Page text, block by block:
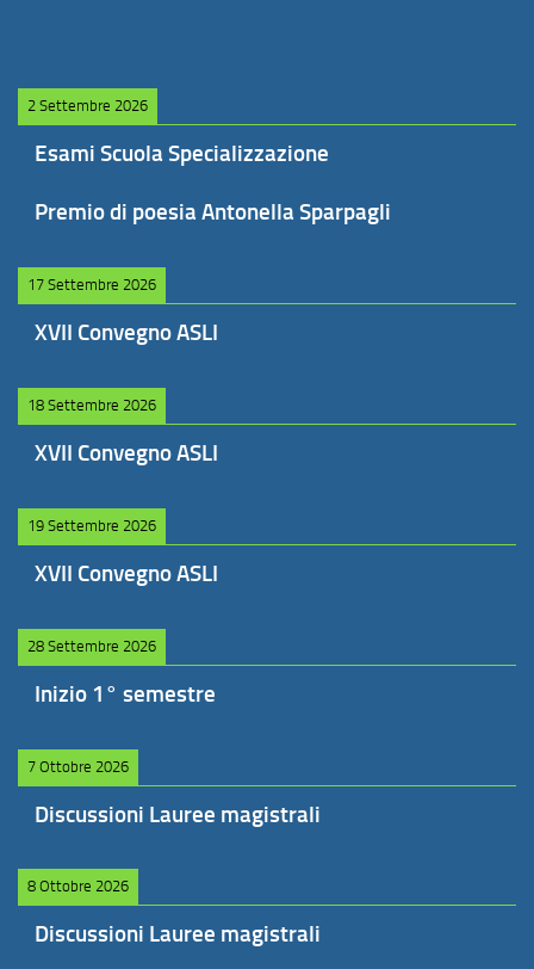
2 Settembre 2026
Esami Scuola Specializzazione
Premio di poesia Antonella Sparpagli
17 Settembre 2026
XVII Convegno ASLI
18 Settembre 2026
XVII Convegno ASLI
19 Settembre 2026
XVII Convegno ASLI
28 Settembre 2026
Inizio 1° semestre
7 Ottobre 2026
Discussioni Lauree magistrali
8 Ottobre 2026
Discussioni Lauree magistrali